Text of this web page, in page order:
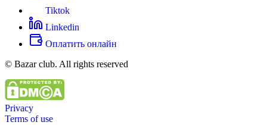
Tiktok
Linkedin
Оплатить онлайн
© Bazar club. All rights reserved
Privacy
Terms of use